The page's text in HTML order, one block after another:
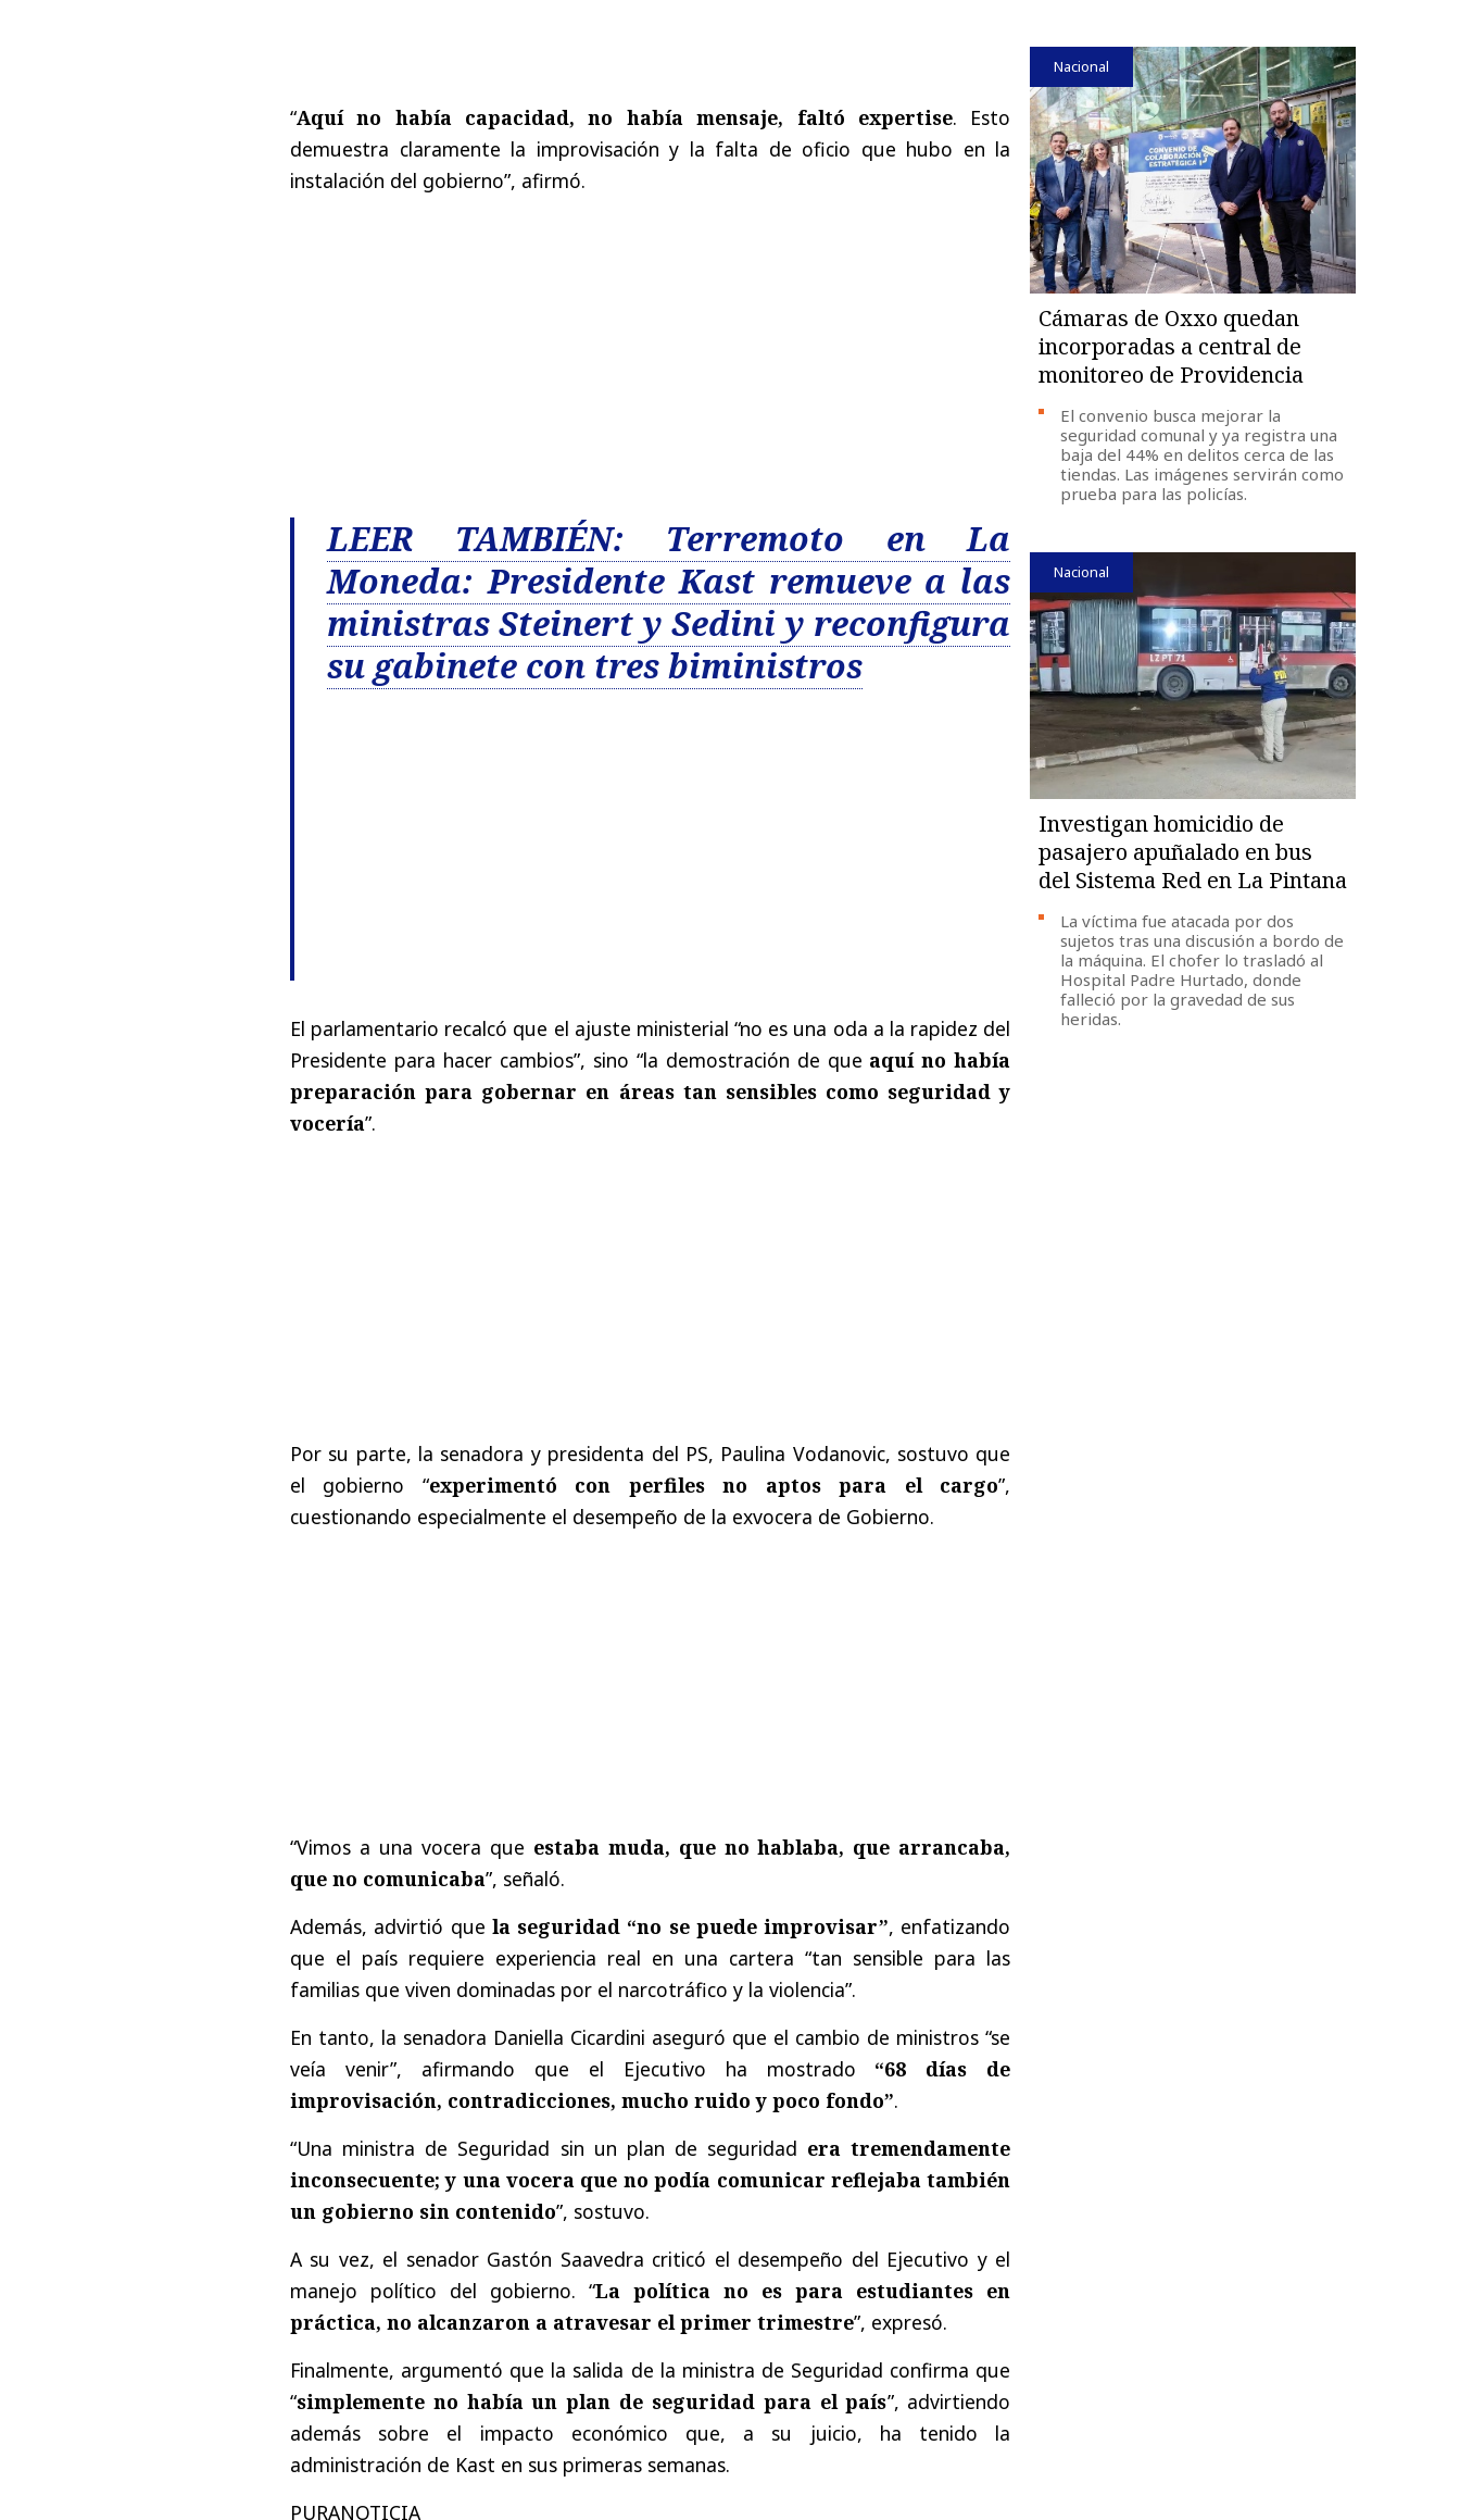
“Aquí no había capacidad, no había mensaje, faltó expertise. Esto
demuestra claramente la improvisación y la falta de oficio que hubo en la
instalación del gobierno”, afirmó.
LEER TAMBIÉN: Terremoto en La
Moneda: Presidente Kast remueve a las
ministras Steinert y Sedini y reconfigura
su gabinete con tres biministros
El parlamentario recalcó que el ajuste ministerial “no es una oda a la rapidez del
Presidente para hacer cambios”, sino “la demostración de que aquí no había
preparación para gobernar en áreas tan sensibles como seguridad y
vocería”.
Por su parte, la senadora y presidenta del PS, Paulina Vodanovic, sostuvo que
el gobierno “experimentó con perfiles no aptos para el cargo”,
cuestionando especialmente el desempeño de la exvocera de Gobierno.
“Vimos a una vocera que estaba muda, que no hablaba, que arrancaba,
que no comunicaba”, señaló.
Además, advirtió que la seguridad “no se puede improvisar”, enfatizando
que el país requiere experiencia real en una cartera “tan sensible para las
familias que viven dominadas por el narcotráfico y la violencia”.
En tanto, la senadora Daniella Cicardini aseguró que el cambio de ministros “se
veía venir”, afirmando que el Ejecutivo ha mostrado “68 días de
improvisación, contradicciones, mucho ruido y poco fondo”.
“Una ministra de Seguridad sin un plan de seguridad era tremendamente
inconsecuente; y una vocera que no podía comunicar reflejaba también
un gobierno sin contenido”, sostuvo.
A su vez, el senador Gastón Saavedra criticó el desempeño del Ejecutivo y el
manejo político del gobierno. “La política no es para estudiantes en
práctica, no alcanzaron a atravesar el primer trimestre”, expresó.
Finalmente, argumentó que la salida de la ministra de Seguridad confirma que
“simplemente no había un plan de seguridad para el país”, advirtiendo
además sobre el impacto económico que, a su juicio, ha tenido la
administración de Kast en sus primeras semanas.
PURANOTICIA
Nacional
Cámaras de Oxxo quedan
incorporadas a central de
monitoreo de Providencia
El convenio busca mejorar la
seguridad comunal y ya registra una
baja del 44% en delitos cerca de las
tiendas. Las imágenes servirán como
prueba para las policías.
Nacional
Investigan homicidio de
pasajero apuñalado en bus
del Sistema Red en La Pintana
La víctima fue atacada por dos
sujetos tras una discusión a bordo de
la máquina. El chofer lo trasladó al
Hospital Padre Hurtado, donde
falleció por la gravedad de sus
heridas.